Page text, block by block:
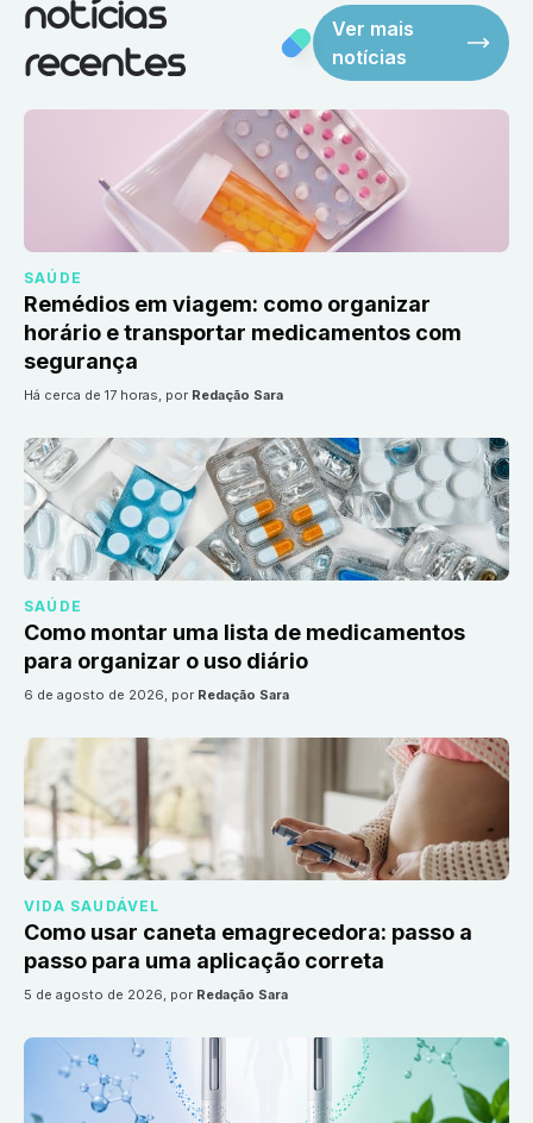
notícias
recentes
Ver mais
notícias
SAÚDE
Remédios em viagem: como organizar
horário e transportar medicamentos com
segurança
há cerca de 17 horas, por Redação Sara
SAÚDE
Como montar uma lista de medicamentos
para organizar o uso diário
6 de agosto de 2026, por Redação Sara
VIDA SAUDÁVEL
Como usar caneta emagrecedora: passo a
passo para uma aplicação correta
5 de agosto de 2026, por Redação Sara